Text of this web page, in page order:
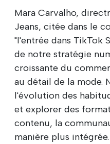
Mara Carvalho,
Jeans, citée dans le
"l'entrée dans TikTok
de notre stratégie
croissante du
au détail de la mode.
l'évolution des
et explorer des
contenu, la
manière plus